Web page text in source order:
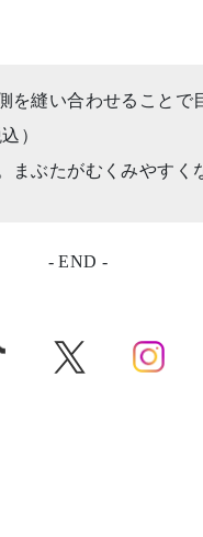
縫い合わせることで
）
まぶたがむくみやすく
- END -